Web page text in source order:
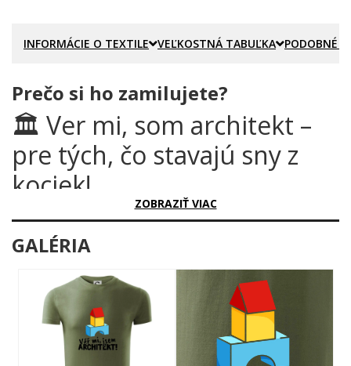
INFORMÁCIE O TEXTILE VEĽKOSTNÁ TABUĽKA PODOBNÉ
Prečo si ho zamilujete?
🏛️ Ver mi, som architekt –
pre tých, čo stavajú sny z
kociek!
Každý architekt vie, že najlepšie stavby začínajú s víziou,
dokonalou zmesou humoru, hrdosti a profesionálnej sebairónie,
kreslil plány domov alebo len tak skladal kocky v detstve.
🧠 Prečo je tento motív úžasný?
Dizajn zachytáva to najlepšie z dvoch svetov – farebnú detskú
hravosť a vážnosť architektonického remesla. Tri klasické
ZOBRAZIŤ VIAC
GALÉRIA